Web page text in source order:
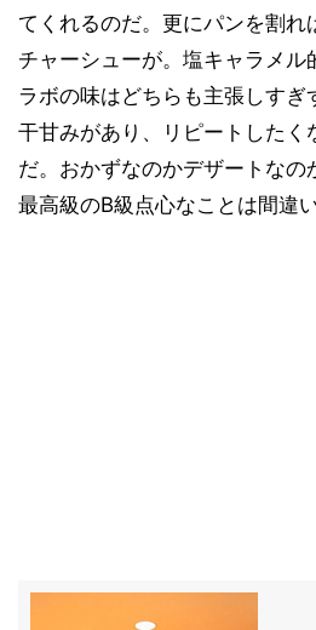
てくれるのだ。更にパンを割れ
チャーシューが。塩キャラメル
ラボの味はどちらも主張しすぎ
干甘みがあり、リピートしたく
だ。おかずなのかデザートなの
最高級のB級点心なことは間違い